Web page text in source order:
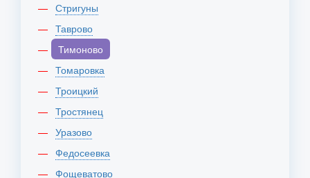
Стригуны
Таврово
Тимоново
Томаровка
Троицкий
Тростянец
Уразово
Федосеевка
Фощеватово